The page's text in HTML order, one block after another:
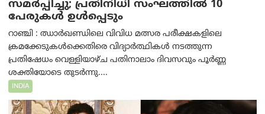
സമർപ്പിച്ചു; പ്രതിനിധി സംഘത്തിൽ 10
പേരുകൾ ഉൾപ്പെടും
റാഞ്ചി : ഝാർഖണ്ഡിലെ വിവിധ മത്സര പരീക്ഷകളിലെ
ക്രമക്കേടുകൾക്കെതിരെ വിദ്യാർത്ഥികൾ നടത്തുന്ന
പ്രതിഷേധം വെള്ളിയാഴ്ച പതിനാലാം ദിവസവും പൂർണ്ണ
ശക്തിയോടെ തുടർന്നു....
INDIA